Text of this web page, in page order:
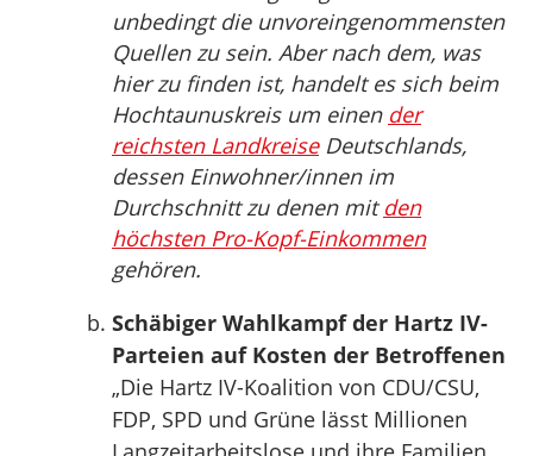
unbedingt die unvoreingenommensten
Quellen zu sein. Aber nach dem, was
hier zu finden ist, handelt es sich beim
Hochtaunuskreis um einen der
reichsten LandkreiseDeutschlands,
dessen Einwohner/innen im
Durchschnitt zu denen mitden
höchsten Pro-Kopf-Einkommen
gehören.
Schäbiger Wahlkampf der Hartz IV-
Parteien auf Kosten der Betroffenen
„Die Hartz IV-Koalition von CDU/CSU,
FDP, SPD und Grüne lässt Millionen